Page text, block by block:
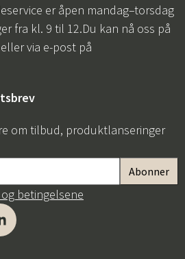
er åpen mandag–torsdag
fra kl. 9 til 12.Du kan nå oss på
via e-post på
om tilbud, produktlanseringer
betingelsene